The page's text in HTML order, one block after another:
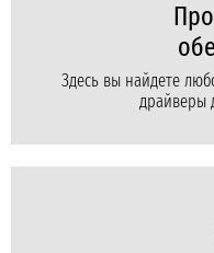
Здесь вы найдете
драйверы